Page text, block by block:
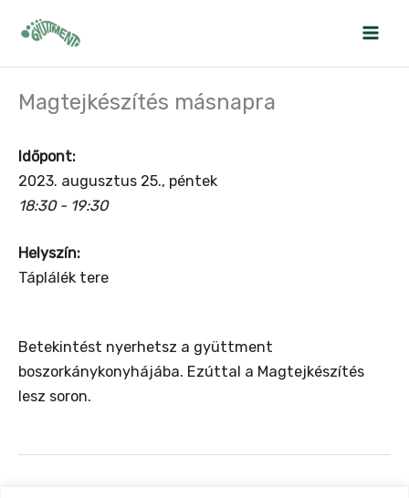
Magtejkészítés másnapra
Időpont:
2023. augusztus 25., péntek
18:30 - 19:30
Helyszín:
Táplálék tere
Betekintést nyerhetsz a gyüttment
boszorkánykonyhájába. Ezúttal a Magtejkészítés
lesz soron.